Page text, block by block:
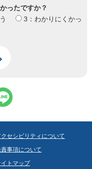
ったですか？
3：わかりにくかっ
クセシビリティについて
事項について
トマップ